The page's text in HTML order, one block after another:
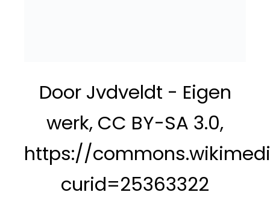
Door Jvdveldt - Eigen
werk, CC BY-SA 3.0,
https://
curid=25363322